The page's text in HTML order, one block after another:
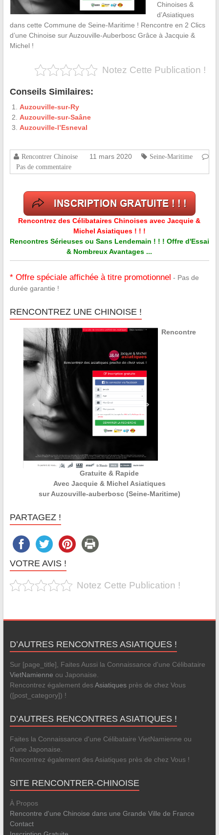
Chinoises &
d’Asiatiques
dans cette Commune de Seine-Maritime ! Rencontre en 2 Clics
d’une Chinoise sur Auzouville-Auberbosc Grâce à Jacquie &
Michel !
Notez Cette Publication !
Conseils Similaires:
Auzouville-sur-Ry
Auzouville-sur-Saâne
Auzouville-l’Esneval
Rencontrer Chinoise 11 mars 2020
Seine-Maritime
Pas de commentaire
Rencontrez des Célibataires Chinoises avec Jacquie &
Michel Asiatiques ! ! !
Rencontres Sérieuses ou Sans Lendemain ! ! ! Offre d'Essai
& Nombreux Avantages ...
* Offre spéciale affichée à titre promotionnel - Pas de
durée garantie !
RENCONTREZ UNE CHINOISE !
Rencontre
Gratuite & Rapide
Avec Jacquie & Michel Asiatiques
sur Auzouville-auberbosc (Seine-Maritime)
PARTAGEZ !
VOTRE AVIS !
Notez Cette Publication !
D’AUTRES RENCONTRES ASIATIQUES !
Sur [page_title], Faites Aussi la Connaissance d'une Célibataire
VietNamienne ou Japonaise.
Rencontrez également desAsiatiquesprès de chez Vous
([post_category]) !
D’AUTRES RENCONTRES ASIATIQUES !
Faites la Connaissance d'une Célibataire VietNamienne ou
d'une Japonaise.
Rencontrez également des Asiatiques près de chez Vous !
SITE RENCONTRER-CHINOISE
À Propos
Rencontre d'une Chinoise dans une Grande Ville de France
Contact